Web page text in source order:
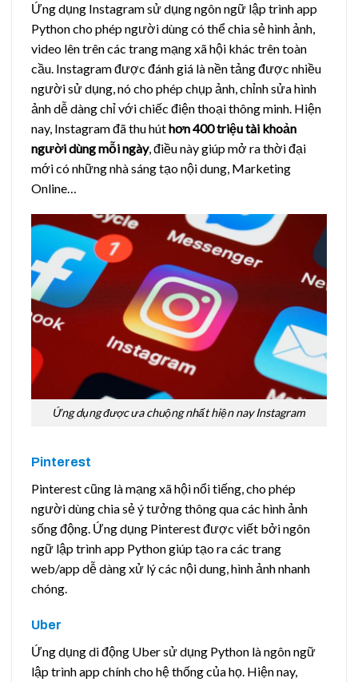
Ứng dụng Instagram sử dụng ngôn ngữ lập trình app
Python cho phép người dùng có thể chia sẻ hình ảnh,
video lên trên các trang mạng xã hội khác trên toàn
cầu. Instagram được đánh giá là nền tảng được nhiều
người sử dụng, nó cho phép chụp ảnh, chỉnh sửa hình
ảnh dễ dàng chỉ với chiếc điện thoại thông minh. Hiện
nay, Instagram đã thu húthơn 400 triệu tài khoản
người dùng mỗi ngày, điều này giúp mở ra thời đại
mới có những nhà sáng tạo nội dung, Marketing
Online…
Ứng dụng được ưa chuộng nhất hiện nay Instagram
Pinterest
Pinterest cũng là mạng xã hội nổi tiếng, cho phép
người dùng chia sẻ ý tưởng thông qua các hình ảnh
sống động. Ứng dụng Pinterest được viết bởi ngôn
ngữ lập trình app Python giúp tạo ra các trang
web/app dễ dàng xử lý các nội dung, hình ảnh nhanh
chóng.
Uber
Ứng dụng di động Uber sử dụng Python là ngôn ngữ
lập trình app chính cho hệ thống của họ. Hiện nay,